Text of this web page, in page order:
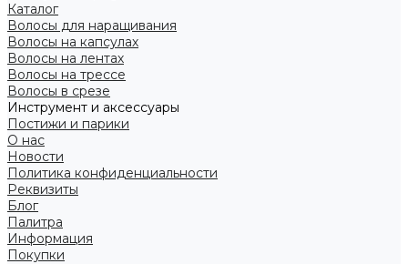
Каталог
Волосы для наращивания
Волосы на капсулах
Волосы на лентах
Волосы на трессе
Волосы в срезе
Инструмент и аксессуары
Постижи и парики
О нас
Новости
Политика конфиденциальности
Реквизиты
Блог
Палитра
Информация
Покупки